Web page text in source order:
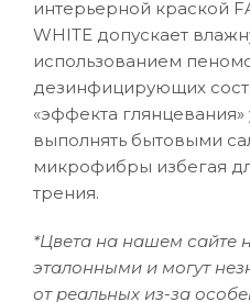
интерьерной краской
WHITE допускает
использованием
дезинфицирующих
«эффекта
выполнять бытовыми
микрофибры избегая
трения.
*Цвета на нашем сайте
эталонными и могут
от реальных из-за